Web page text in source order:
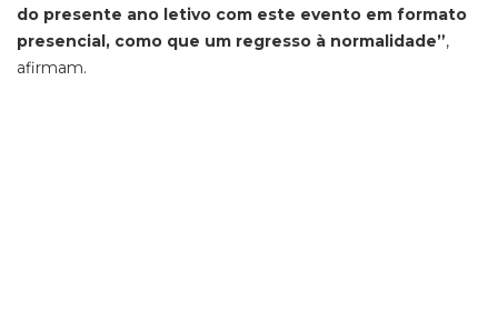
do presente ano letivo com este evento em formato
presencial, como que um regresso à normalidade”,
afirmam.